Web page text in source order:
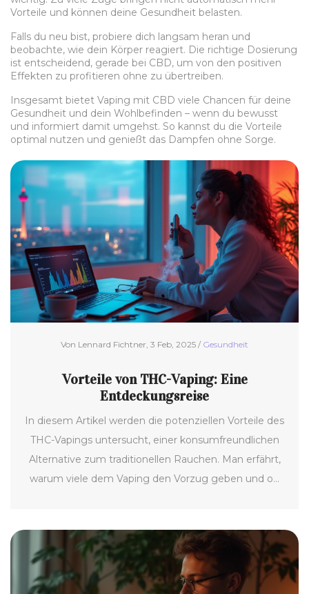
Vorteile und können deine Gesundheit belasten.
Falls du neu bist, probiere dich langsam heran und
beobachte, wie dein Körper reagiert. Die richtige Dosierung
ist entscheidend, gerade bei CBD, um von den positiven
Effekten zu profitieren ohne zu übertreiben.
Insgesamt bietet Vaping mit CBD viele Chancen für deine
Gesundheit und dein Wohlbefinden – wenn du bewusst
und informiert damit umgehst. So kannst du die Vorteile
optimal nutzen und genießt das Dampfen ohne Sorge.
Von Lennard Fichtner, 3 Feb, 2025 / Gesundheit
Vorteile von THC-Vaping: Eine
Entdeckungsreise
In diesem Artikel werden die potenziellen Vorteile des
THC-Vapings untersucht, einer konsumfreundlichen
Alternative zum traditionellen Rauchen. Man erfährt,
warum viele dem Vaping den Vorzug geben und ob
neuesten technologischen Entwicklungen rund um
Vaping-Geräte. Leser erhalten Tipps, wie man
verantwortungsbewusst und sicher vaporisiert.